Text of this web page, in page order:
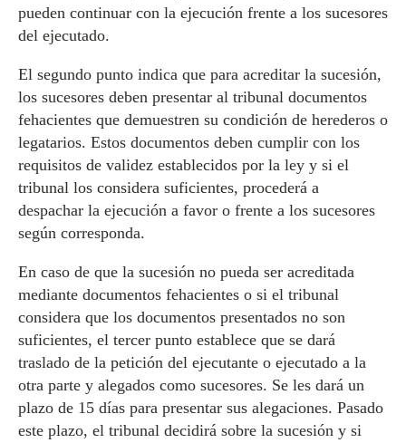
pueden continuar con la ejecución frente a los sucesores
del ejecutado.
El segundo punto indica que para acreditar la sucesión,
los sucesores deben presentar al tribunal documentos
fehacientes que demuestren su condición de herederos o
legatarios. Estos documentos deben cumplir con los
requisitos de validez establecidos por la ley y si el
tribunal los considera suficientes, procederá a
despachar la ejecución a favor o frente a los sucesores
según corresponda.
En caso de que la sucesión no pueda ser acreditada
mediante documentos fehacientes o si el tribunal
considera que los documentos presentados no son
suficientes, el tercer punto establece que se dará
traslado de la petición del ejecutante o ejecutado a la
otra parte y alegados como sucesores. Se les dará un
plazo de 15 días para presentar sus alegaciones. Pasado
este plazo, el tribunal decidirá sobre la sucesión y si